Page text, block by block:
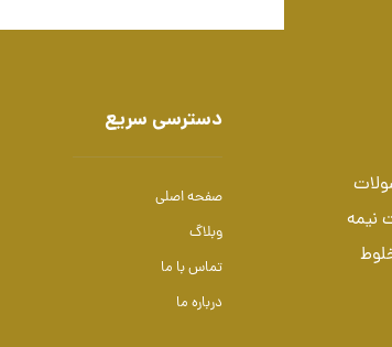
نیمه
دسترسی سریع
صفحه اصلی
وبلاگ
تماس با ما
درباره ما